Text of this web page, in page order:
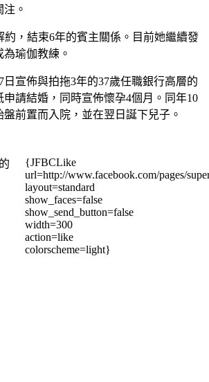
。
約，結束6年的賓主關係。目前她繼續發
瑜伽教練。
日宣佈與拍拖3年的37歲任職銀行高層的
申請結婚，同時宣佈懷孕4個月。同年10
盤前置而入院，並在翌日誕下兒子。
{JFBCLike
url=http://www.facebook.com/pages/
layout=standard
show_faces=false
show_send_button=false
width=300
action=like
colorscheme=light}